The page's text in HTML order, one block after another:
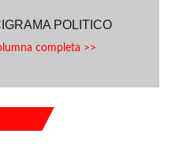
POLITICO
completa >>